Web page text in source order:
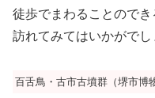
徒歩でまわることので
訪れてみてはいかがでし
百舌鳥・古市古墳群（堺市博